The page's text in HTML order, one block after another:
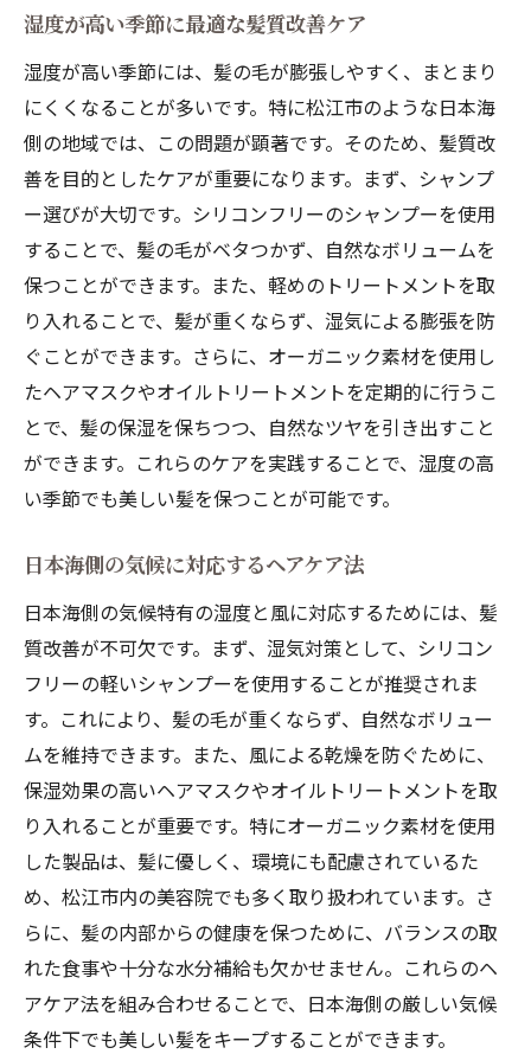
オーガニックシャンプーの髪質改善効果
松江市で人気のオーガニックシャンプーブ
ランド
化学成分を避けた髪質改善のメリット
オーガニックシャンプーを選ぶ際のポイン
ト
松江市の美容院で扱うおすすめのオーガニ
ックシャンプー
オーガニックシャンプーと髪質改善の関係
髪質改善の最新トレンド松江市の気候に適した
ケア方法
2023年の髪質改善トレンド
松江市で話題の髪質改善テクニック
松江市の美容院で提供される最新髪質改善
メニュー
髪質改善の新技術とその効果
松江市の気候に特化した髪質改善法
松江市の美容院で提供される髪質改善カスタマ
イズサービスの魅力
髪質改善カスタマイズサービスの特徴
個々の髪質に合わせたオーダーメイドケア
松江市の美容院で人気の髪質改善プログラ
ム
カスタマイズサービスで得られる具体的な
効果
プロフェッショナルによる髪質診断の重要
湿度が高い季節に最適な髪質改善ケア
湿度が高い季節には、髪の毛が膨張しやすく、まとまり
にくくなることが多いです。特に松江市のような日本海
側の地域では、この問題が顕著です。そのため、髪質改
善を目的としたケアが重要になります。まず、シャンプ
ー選びが大切です。シリコンフリーのシャンプーを使用
することで、髪の毛がベタつかず、自然なボリュームを
保つことができます。また、軽めのトリートメントを取
り入れることで、髪が重くならず、湿気による膨張を防
ぐことができます。さらに、オーガニック素材を使用し
たヘアマスクやオイルトリートメントを定期的に行うこ
とで、髪の保湿を保ちつつ、自然なツヤを引き出すこと
ができます。これらのケアを実践することで、湿度の高
い季節でも美しい髪を保つことが可能です。
日本海側の気候に対応するヘアケア法
日本海側の気候特有の湿度と風に対応するためには、髪
質改善が不可欠です。まず、湿気対策として、シリコン
フリーの軽いシャンプーを使用することが推奨されま
す。これにより、髪の毛が重くならず、自然なボリュー
ムを維持できます。また、風による乾燥を防ぐために、
保湿効果の高いヘアマスクやオイルトリートメントを取
り入れることが重要です。特にオーガニック素材を使用
した製品は、髪に優しく、環境にも配慮されているた
め、松江市内の美容院でも多く取り扱われています。さ
らに、髪の内部からの健康を保つために、バランスの取
れた食事や十分な水分補給も欠かせません。これらのヘ
アケア法を組み合わせることで、日本海側の厳しい気候
条件下でも美しい髪をキープすることができます。